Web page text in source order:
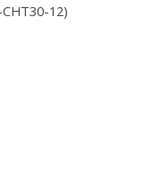
12)